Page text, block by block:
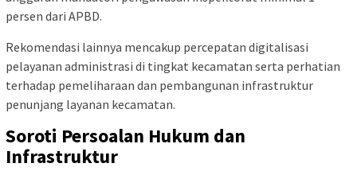
persen dari APBD.
Rekomendasi lainnya mencakup percepatan digitalisasi
pelayanan administrasi di tingkat kecamatan serta perhatian
terhadap pemeliharaan dan pembangunan infrastruktur
penunjang layanan kecamatan.
Soroti Persoalan Hukum dan
Infrastruktur